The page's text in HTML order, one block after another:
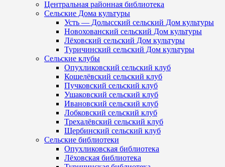
Центральная районная библиотека
Сельские Дома культуры
Усть — Долысский сельский Дом культуры
Новохованский сельский Дом культуры
Лёховский сельский Дом культуры
Туричинский сельский Дом культуры
Сельские клубы
Опухликовский сельский клуб
Кошелёвский сельский клуб
Пучковский сельский клуб
Ушаковский сельский клуб
Ивановский сельский клуб
Лобковский сельский клуб
Трехалёвский сельский клуб
Щербинский сельский клуб
Сельские библиотеки
Опухликовская библиотека
Лёховская библиотека